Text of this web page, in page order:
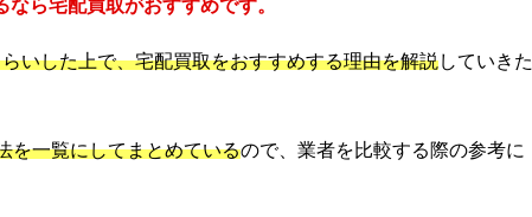
ら宅配買取がおすすめです。
いした上で、宅配買取をおすすめする理由を解説していきた
を一覧にしてまとめているので、業者を比較する際の参考に